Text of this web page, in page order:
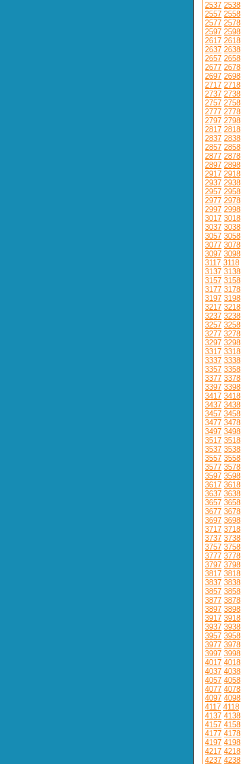
2537 2538
2557 2558
2577 2578
2597 2598
2617 2618
2637 2638
2657 2658
2677 2678
2697 2698
2717 2718
2737 2738
2757 2758
2777 2778
2797 2798
2817 2818
2837 2838
2857 2858
2877 2878
2897 2898
2917 2918
2937 2938
2957 2958
2977 2978
2997 2998
3017 3018
3037 3038
3057 3058
3077 3078
3097 3098
3117 3118
3137 3138
3157 3158
3177 3178
3197 3198
3217 3218
3237 3238
3257 3258
3277 3278
3297 3298
3317 3318
3337 3338
3357 3358
3377 3378
3397 3398
3417 3418
3437 3438
3457 3458
3477 3478
3497 3498
3517 3518
3537 3538
3557 3558
3577 3578
3597 3598
3617 3618
3637 3638
3657 3658
3677 3678
3697 3698
3717 3718
3737 3738
3757 3758
3777 3778
3797 3798
3817 3818
3837 3838
3857 3858
3877 3878
3897 3898
3917 3918
3937 3938
3957 3958
3977 3978
3997 3998
4017 4018
4037 4038
4057 4058
4077 4078
4097 4098
4117 4118
4137 4138
4157 4158
4177 4178
4197 4198
4217 4218
4237 4238